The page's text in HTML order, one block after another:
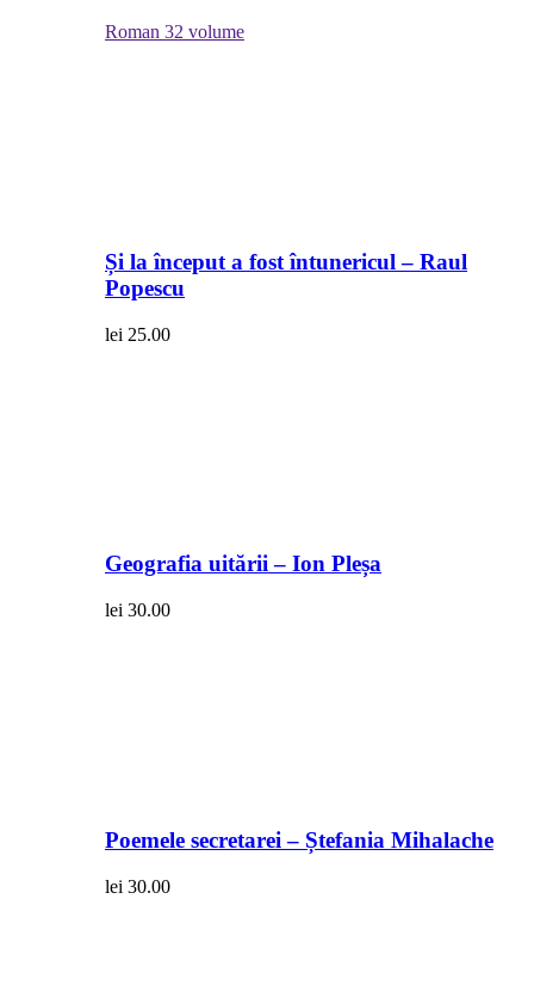
Roman 32 volume
Și la început a fost întunericul – Raul
Popescu
lei 25.00
Geografia uitării – Ion Pleșa
lei 30.00
Poemele secretarei – Ștefania Mihalache
lei 30.00